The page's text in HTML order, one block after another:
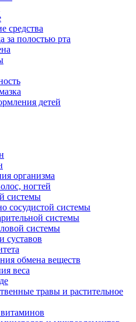
средства
за полостью рта
детей
организма
ногтей
системы
сосудистой системы
системы
системы
суставов
обмена веществ
веса
травы и растительное